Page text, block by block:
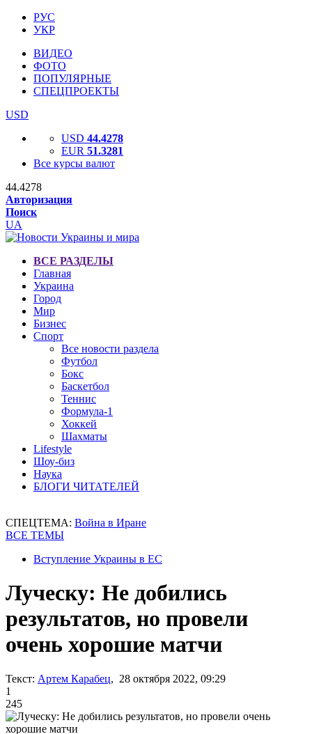
РУС
УКР
ВИДЕО
ФОТО
ПОПУЛЯРНЫЕ
СПЕЦПРОЕКТЫ
USD
USD 44.4278
EUR 51.3281
Все курсы валют
44.4278
Авторизация
Поиск
UA
ВСЕ РАЗДЕЛЫ
Главная
Украина
Город
Мир
Бизнес
Спорт
Все новости раздела
Футбол
Бокс
Баскетбол
Теннис
Формула-1
Хоккей
Шахматы
Lifestyle
Шоу-биз
Наука
БЛОГИ ЧИТАТЕЛЕЙ
СПЕЦТЕМА: Война в Иране
ВСЕ ТЕМЫ
Вступление Украины в ЕС
Луческу: Не добились
результатов, но провели
очень хорошие матчи
Текст: Артем Карабец, 28 октября 2022, 09:29
1
245